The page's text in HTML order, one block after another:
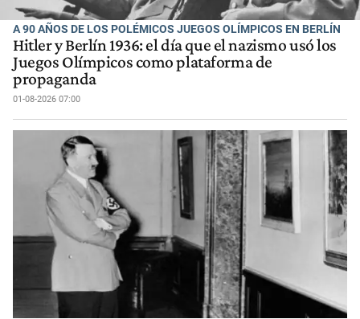
A 90 AÑOS DE LOS POLÉMICOS JUEGOS OLÍMPICOS EN BERLÍN
Hitler y Berlín 1936: el día que el nazismo usó los
Juegos Olímpicos como plataforma de
propaganda
01-08-2026 07:00